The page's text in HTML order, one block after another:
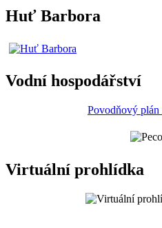
Huť Barbora
Vodní hospodářství
Povodňový plán
Virtuální prohlídka